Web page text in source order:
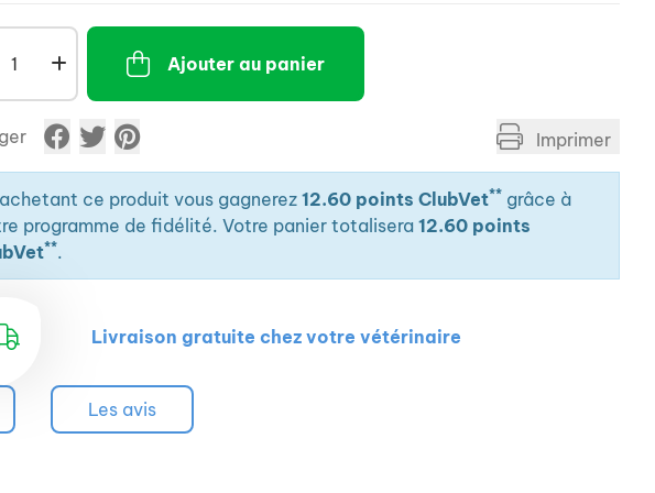
Ajouter au panier
Imprimer
ce produit vous gagnerez 12.60 points ClubVet** grâce à
programme de fidélité. Votre panier totalisera 12.60 points
**.
Livraison gratuite chez votre vétérinaire
Les avis